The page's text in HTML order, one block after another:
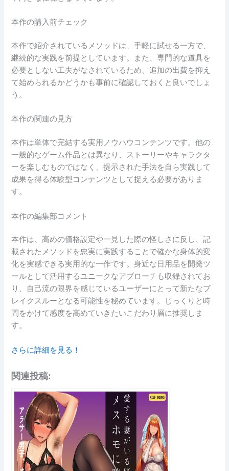
本作の購入前チェック
本作で紹介されているメソッドは、手軽に試せる一方で、
継続的な実践を前提としています。また、専門的な道具を
必要としない工夫がなされているため、追加の出費を抑え
て始められるかどうかも事前に確認しておくと良いでしょ
う。
本作の関連の見方
本作は単体で完結する実用ノウハウコンテンツです。他の
一般的なゲーム作品とは異なり、ストーリーやキャラクタ
ーを楽しむものではなく、提示された手法を自ら実践して
成果を得る体験型コンテンツとして捉える必要がありま
す。
本作の編集部コメント
本作は、高めの価格設定や一見した際の怪しさに反し、記
載されたメソッドを忠実に実践することで確かな身体的変
化を実感できる実用的な一作です。身近な日用品を開発ツ
ールとして活用するユニークなアプローチも収録されてお
り、自己流の限界を感じているユーザーにとって新たなブ
レイクスルーとなる可能性を秘めています。じっくりと時
間をかけて感度を高めていきたいこだわり層に推奨しま
す。
さらに詳細を見る！
関連投稿: